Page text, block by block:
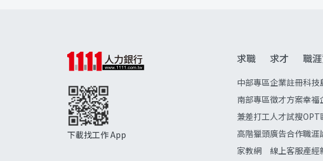
下載找工作 App
求職
中部專區
南部專區
兼差打工
高階獵頭
家教網
求才
企業註冊
徵才方案
人才試搜
廣告合作
線上客服
職
科技
幸福
OPT
職涯
產經